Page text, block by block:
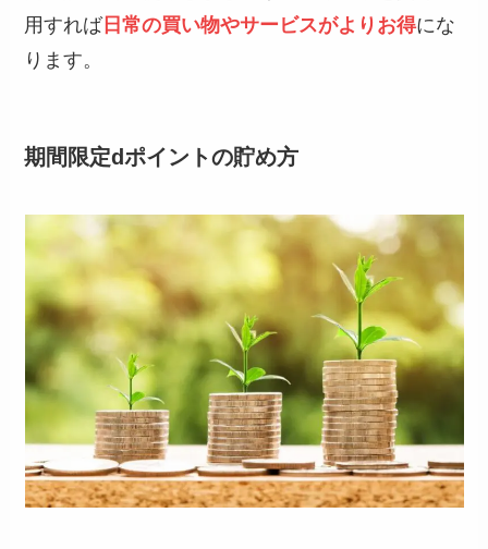
用すれば日常の買い物やサービスがよりお得にな
ります。
期間限定dポイントの貯め方